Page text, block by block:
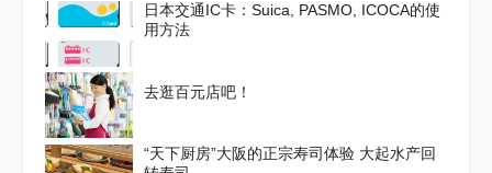
日本交通IC卡：Suica, PASMO, ICOCA的使
用方法
去逛百元店吧！
“天下厨房”大阪的正宗寿司体验 大起水产回